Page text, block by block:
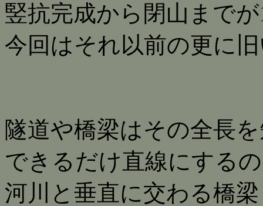
竪抗完成から閉山まで
今回はそれ以前の更に
隧道や橋梁はその全長
できるだけ直線にする
河川と垂直に交わる橋